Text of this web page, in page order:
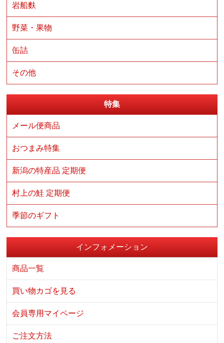
岩船麩
野菜・果物
缶詰
その他
特集
メール便商品
おつまみ特集
新潟の特産品 定期便
村上の鮭 定期便
季節のギフト
インフォメーション
商品一覧
買い物カゴを見る
会員専用マイページ
ご注文方法